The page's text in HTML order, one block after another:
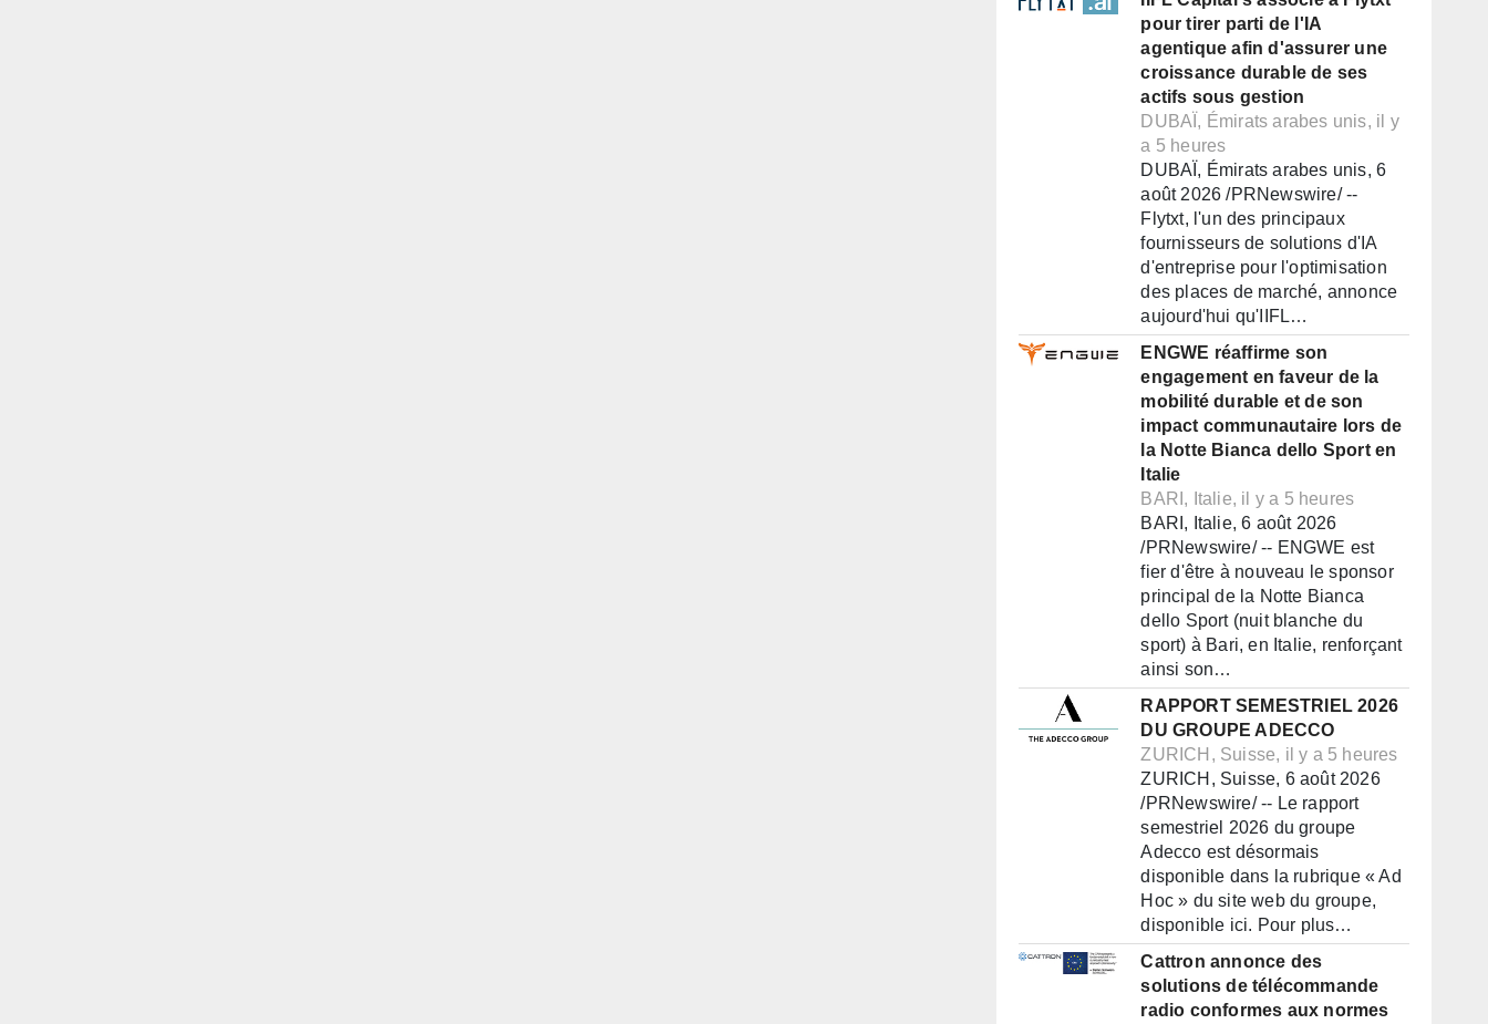
pour tirer parti de l'IA
agentique afin d'assurer une
croissance durable de ses
actifs sous gestion
DUBAÏ, Émirats arabes unis, il y
a 5 heures
DUBAÏ, Émirats arabes unis, 6
août 2026 /PRNewswire/ --
Flytxt, l'un des principaux
fournisseurs de solutions d'IA
d'entreprise pour l'optimisation
des places de marché, annonce
aujourd'hui qu'IIFL…
ENGWE réaffirme son
engagement en faveur de la
mobilité durable et de son
impact communautaire lors de
la Notte Bianca dello Sport en
Italie
BARI, Italie, il y a 5 heures
BARI, Italie, 6 août 2026
/PRNewswire/ -- ENGWE est
fier d'être à nouveau le sponsor
principal de la Notte Bianca
dello Sport (nuit blanche du
sport) à Bari, en Italie, renforçant
ainsi son…
RAPPORT SEMESTRIEL 2026
DU GROUPE ADECCO
ZURICH, Suisse, il y a 5 heures
ZURICH, Suisse, 6 août 2026
/PRNewswire/ -- Le rapport
semestriel 2026 du groupe
Adecco est désormais
disponible dans la rubrique « Ad
Hoc » du site web du groupe,
disponible ici. Pour plus…
Cattron annonce des
solutions de télécommande
radio conformes aux normes